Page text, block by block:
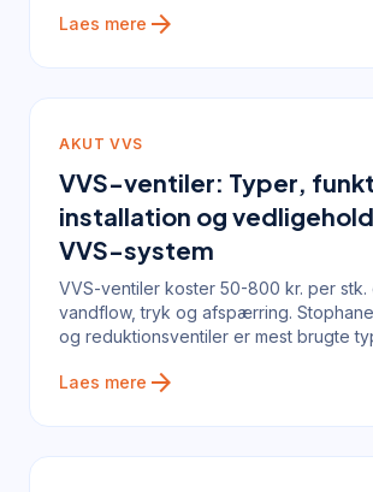
Laes mere arrow_forward
AKUT VVS
VVS-ventiler: Typer,
installation og
VVS-system
VVS-ventiler koster 50-800 kr. per stk.
vandflow, tryk og afspærring.
og reduktionsventiler er mest brugte
Laes mere arrow_forward